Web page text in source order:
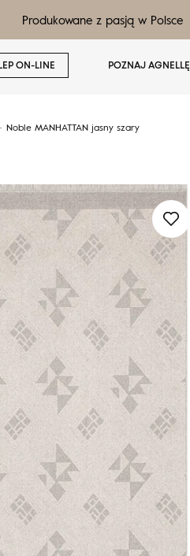
Produkowane z pasją w Polsce
ON-LINE POZNAJ AGNELLĘ
Noble MANHATTAN jasny szary